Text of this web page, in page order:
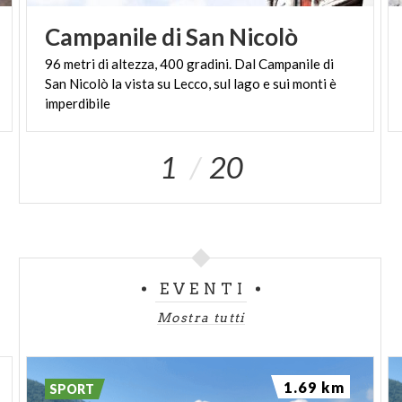
parte della spiaggia è adibita a lido, con servizio bar,
servizi igienici, noleggio attrezzature, lettini e
ombrelloni. La spiaggia è accessibile ai cani.
Presente anche un molo per l’attracco barche.
Beach, unica spiaggia del Lago di Como attrezzata
per l’accesso dei cani senza museruola e guinzaglio.
CampanilediSan Nicolò
96 metri di altezza, 400 gradini. Dal Campanile di
San Nicolò la vista su Lecco, sul lago e sui monti è
imperdibile
1 20
EVENTI
Mostra tutti
SPORT 1.69 km